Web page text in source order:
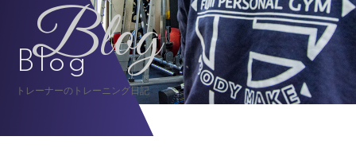
Blog
Blog
トレーナーのトレーニング日記